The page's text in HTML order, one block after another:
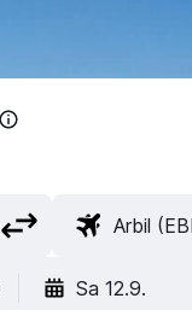
Sa 12.9.